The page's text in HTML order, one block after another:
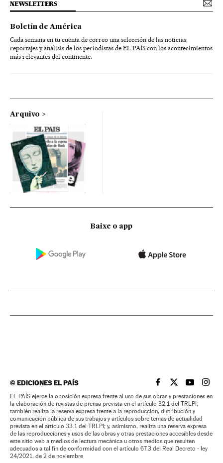
NEWSLETTERS
Boletín de América
Cada semana en tu cuenta de correo una selección de las noticias,
reportajes y análisis de los periodistas de EL PAÍS con los acontecimientos
más relevantes del continente.
Arquivo
Baixe o app
©EDICIONES EL PAÍS EL PAÍS BRASIL EN
EL PAÍSEL PAÍS
EL
EL PAÍS ejerce la oposición expresa frente al uso de sus obras y prestaciones en
la elaboración de revistas de prensa prevista en el artículo 32.1 del TRLPI;
también realiza la reserva expresa frente a la reproducción, distribución y
comunicación pública de sus trabajos y artículos sobre temas de actualidad
prevista en el artículo 33.1 del TRLPI; y, asimismo, realiza una reserva expresa
de las reproducciones y usos de las obras y otras prestaciones accesibles desde
este sitio web a medios de lectura mecánica u otros medios que resulten
adecuados a tal fin de conformidad con el artículo 67.3 del Real Decreto - ley
24/2021, de 2 de noviembre